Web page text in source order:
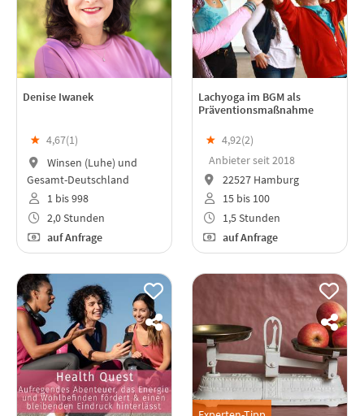
Denise Iwanek
★ 4,67(1)
Winsen (Luhe) und
Gesamt-Deutschland
1 bis 998
2,0 Stunden
auf Anfrage
Lachyoga im BGM als
Präventionsmaßnahme
★ 4,92(2)
Anbieter seit 2018
22527 Hamburg
15 bis 100
1,5 Stunden
auf Anfrage